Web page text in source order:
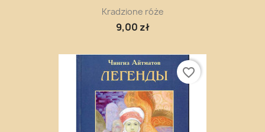
Kradzione róże
9,00 zł
favorite_border